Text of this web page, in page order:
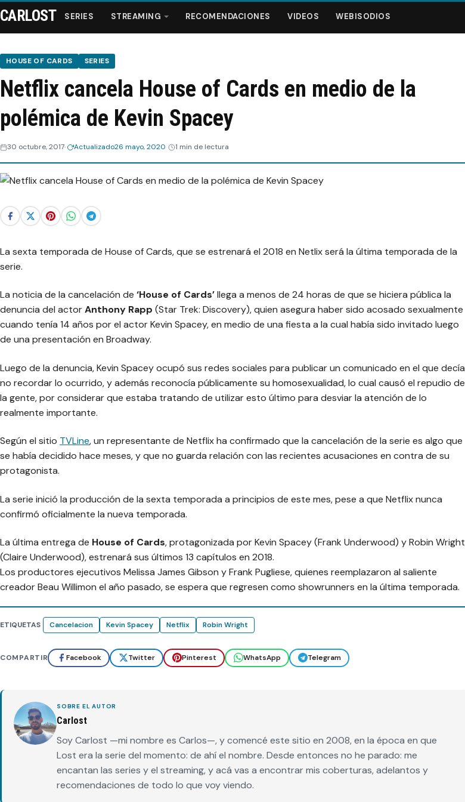
Series
Streaming
Webisodios
CARLOST SERIES STREAMING RECOMENDACIONES VIDEOS WEBISODIOS
HOUSE OF CARDS SERIES
Netflix cancela House of Cards en medio de la
polémica de Kevin Spacey
30 octubre, 2017 Actualizado26 mayo, 2020 1 min de lectura
La sexta temporada de House of Cards, que se estrenará el 2018 en Netlix será la última temporada de la
serie.
La noticia de la cancelación de ‘House of Cards’llega a menos de 24 horas de que se hiciera pública la
denuncia del actorAnthony Rapp (Star Trek: Discovery), quien asegura haber sido acosado sexualmente
cuando tenía 14 años por el actor Kevin Spacey, en medio de una fiesta a la cual había sido invitado luego
de una presentación en Broadway.
Luego de la denuncia, Kevin Spacey ocupó sus redes sociales para publicar un comunicado en el que decía
no recordar lo ocurrido, y además reconocía públicamente su homosexualidad, lo cual causó el repudio de
la gente, por considerar que estaba tratando de utilizar esto último para desviar la atención de lo
realmente importante.
Según el sitio TVLine, un representante de Netflix ha confirmado que la cancelación de la serie es algo que
se había decidido hace meses, y que no guarda relación con las recientes acusaciones en contra de su
protagonista.
La serie inició la producción de la sexta temporada a principios de este mes, pese a que Netflix nunca
confirmó oficialmente la nueva temporada.
La última entrega de House of Cards, protagonizada por Kevin Spacey (Frank Underwood) y Robin Wright
(Claire Underwood), estrenará sus últimos 13 capítulos en 2018.
Los productores ejecutivos Melissa James Gibson y Frank Pugliese, quienes reemplazaron al saliente
creador Beau Willimon el año pasado, se espera que regresen como showrunners en la última temporada.
ETIQUETAS Cancelacion Kevin Spacey Netflix Robin Wright
COMPARTIR Facebook Twitter Pinterest WhatsApp Telegram
SOBRE EL AUTOR
Carlost
Soy Carlost —mi nombre es Carlos—, y comencé este sitio en 2008, en la época en que
Lost era la serie del momento: de ahí el nombre. Desde entonces no he parado: me
encantan las series y el streaming, y acá vas a encontrar mis coberturas, adelantos y
recomendaciones de todo lo que voy viendo.